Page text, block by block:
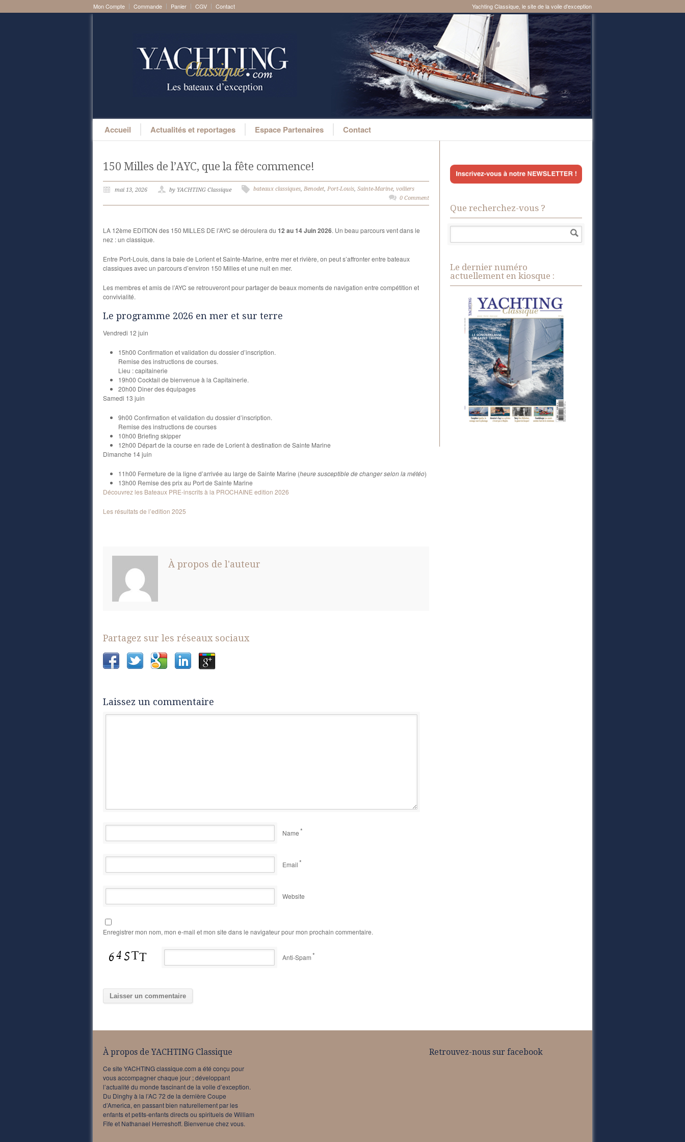
Mon Compte Commande Panier CGV Contact Yachting Classique, le site de la voile d'exception
Accueil Actualités et reportages Espace Partenaires Contact
150 Milles de l’AYC, que la fête commence!
mai 13, 2026 by YACHTING Classique bateaux classiques, Benodet, Port-Louis, Sainte-Marine, voiliers
0 Comment
LA 12ème EDITION des 150 MILLES DE l’AYC se déroulera du 12 au 14 Juin 2026. Un beau parcours vent dans le
nez : un classique.
Entre Port-Louis, dans la baie de Lorient et Sainte-Marine, entre mer et rivière, on peut s’affronter entre bateaux
classiques avec un parcours d’environ 150 Milles et une nuit en mer.
Les membres et amis de l’AYC se retrouveront pour partager de beaux moments de navigation entre compétition et
convivialité.
Le programme 2026 en mer et sur terre
Vendredi 12 juin
15h00 Confirmation et validation du dossier d’inscription.
Remise des instructions de courses.
Lieu : capitainerie
19h00 Cocktail de bienvenue à la Capitainerie.
20h00 Diner des équipages
Samedi 13 juin
9h00 Confirmation et validation du dossier d’inscription.
Remise des instructions de courses
10h00 Briefing skipper
12h00 Départ de la course en rade de Lorient à destination de Sainte Marine
Dimanche 14 juin
11h00 Fermeture de la ligne d’arrivée au large de Sainte Marine (heure susceptible de changer selon la météo)
13h00 Remise des prix au Port de Sainte Marine
Découvrez les Bateaux PRE-inscrits à la PROCHAINE edition 2026
Les résultats de l’edition 2025
À propos de l'auteur
Partagez sur les réseaux sociaux
Laissez un commentaire
Name*
Email*
Website
Enregistrer mon nom, mon e-mail et mon site dans le navigateur pour mon prochain commentaire.
Anti-Spam*
Que recherchez-vous ?
Le dernier numéro
actuellement en kiosque :
À propos de YACHTING Classique
Ce site YACHTING classique.com a été conçu pour
vous accompagner chaque jour ; développant
l’actualité du monde fascinant de la voile d’exception.
Du Dinghy à la l’AC 72 de la dernière Coupe
d’America, en passant bien naturellement par les
enfants et petits-enfants directs ou spirituels de William
Fife et Nathanael Herreshoff. Bienvenue chez vous.
Retrouvez-nous sur facebook